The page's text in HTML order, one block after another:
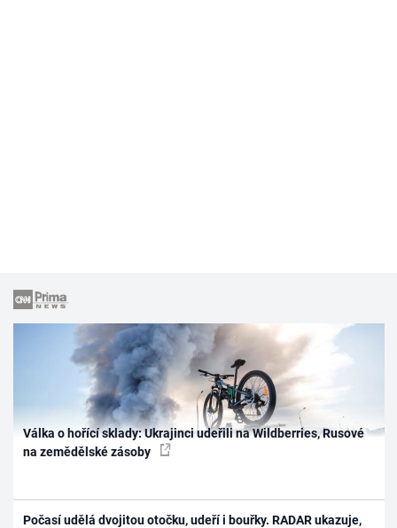
Válka o hořící sklady: Ukrajinci udeřili na Wildberries, Rusové
na zemědělské zásoby
Počasí udělá dvojitou otočku, udeří i bouřky. RADAR ukazuje,